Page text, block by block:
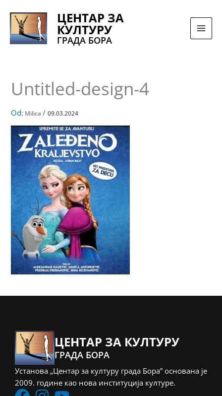
sadržaj
ЦЕНТАР ЗА
КУЛТУРУ
ГРАДА БОРА
Untitled-design-4
Od: Milica/09.03.2024
ЦЕНТАР ЗА КУЛТУРУ
ГРАДА БОРА
Установа „Центар за културу града Бора” основана је
2009. године као нова институција културе.